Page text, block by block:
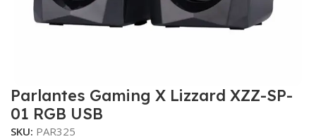
Parlantes Gaming X Lizzard XZZ-SP-
01 RGB USB
SKU: PAR325